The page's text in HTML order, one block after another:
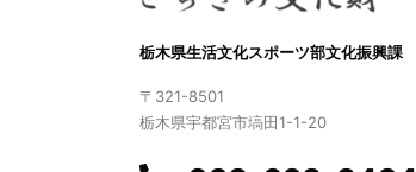
栃木県生活文化スポーツ部文化振興課
〒321-8501
栃木県宇都宮市塙田1-1-20